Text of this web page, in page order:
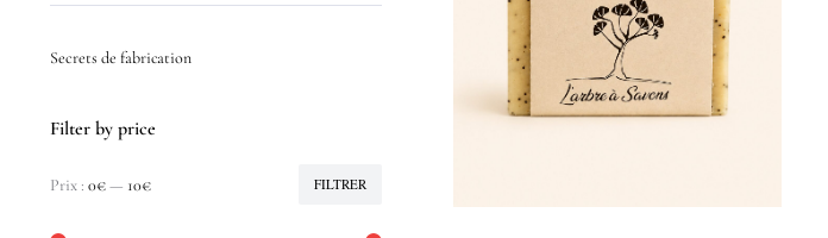
Secrets de fabrication
Filter by price
FILTRER
Prix : 0€— 10€